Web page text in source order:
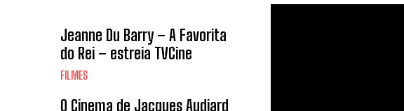
Jeanne Du Barry – A Favorita
do Rei – estreia TVCine
FILMES
O Cinema de Jacques Audiard